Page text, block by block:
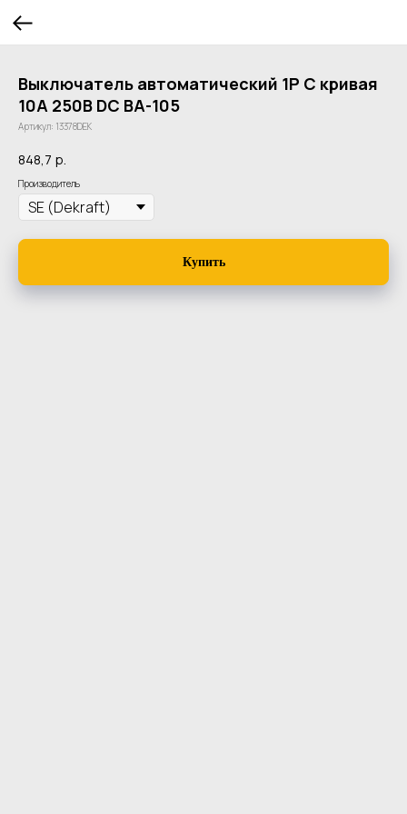
Выключатель автоматический 1P C кривая
10A 250В DC ВА-105
Артикул: 13378DEK
848,7 р.
Производитель
Купить